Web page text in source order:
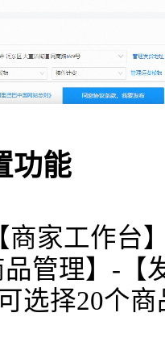
功能
商家工作台
管理】-【
选择20个